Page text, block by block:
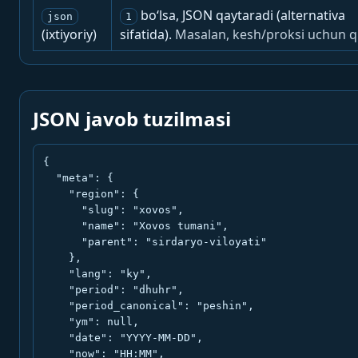
json
(ixtiyoriy)
1
bo‘lsa, JSON qaytaradi (alternativa
sifatida). Masalan, kesh/proksi uchun
JSON javob tuzilmasi
{
  "meta": {
    "region": {
      "slug": "xovos",
      "name": "Xovos tumani",
      "parent": "sirdaryo-viloyati"
    },
    "lang": "ky",
    "period": "dhuhr",
    "period_canonical": "peshin",
    "ym": null,
    "date": "YYYY-MM-DD",
    "now": "HH:MM",